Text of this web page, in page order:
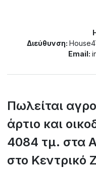
Διεύθυνση:
Email:
Πωλείται
άρτιο και
4084 τμ. στα
στο Κεντρικό